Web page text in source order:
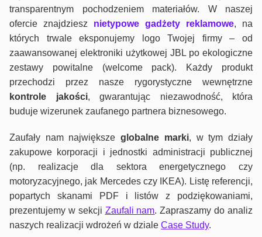
transparentnym pochodzeniem materiałów. W naszej
ofercie znajdziesz nietypowe gadżety reklamowe, na
których trwale eksponujemy logo Twojej firmy – od
zaawansowanej elektroniki użytkowej JBL po ekologiczne
zestawy powitalne (welcome pack). Każdy produkt
przechodzi przez nasze rygorystyczne wewnętrzne
kontrole jakości, gwarantując niezawodność, która
buduje wizerunek zaufanego partnera biznesowego.
Zaufały nam największeglobalne marki, w tym działy
zakupowe korporacji i jednostki administracji publicznej
(np. realizacje dla sektora energetycznego czy
motoryzacyjnego, jak Mercedes czy IKEA). Listę referencji,
popartych skanami PDF i listów z podziękowaniami,
prezentujemy w sekcji Zaufali nam. Zapraszamy do analiz
naszych realizacji wdrożeń w dziale Case Study.